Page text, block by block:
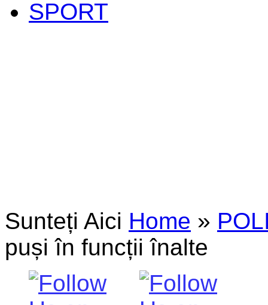
SPORT
Sunteți Aici Home »
puși în funcții înalte